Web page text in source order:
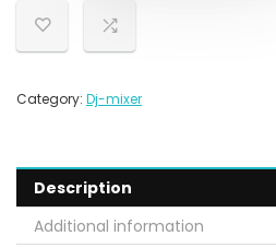
Category: Dj-mixer
Description
Additional information